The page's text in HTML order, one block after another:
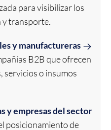
para visibilizar los
y transporte.
y manufactureras
B2B que ofrecen
servicios o insumos
y empresas del sector
posicionamiento de